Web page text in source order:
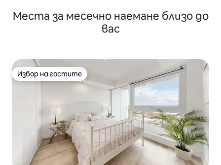
Места за месечно наемане близо до
вас
Избор на гостите
Избор на гостите